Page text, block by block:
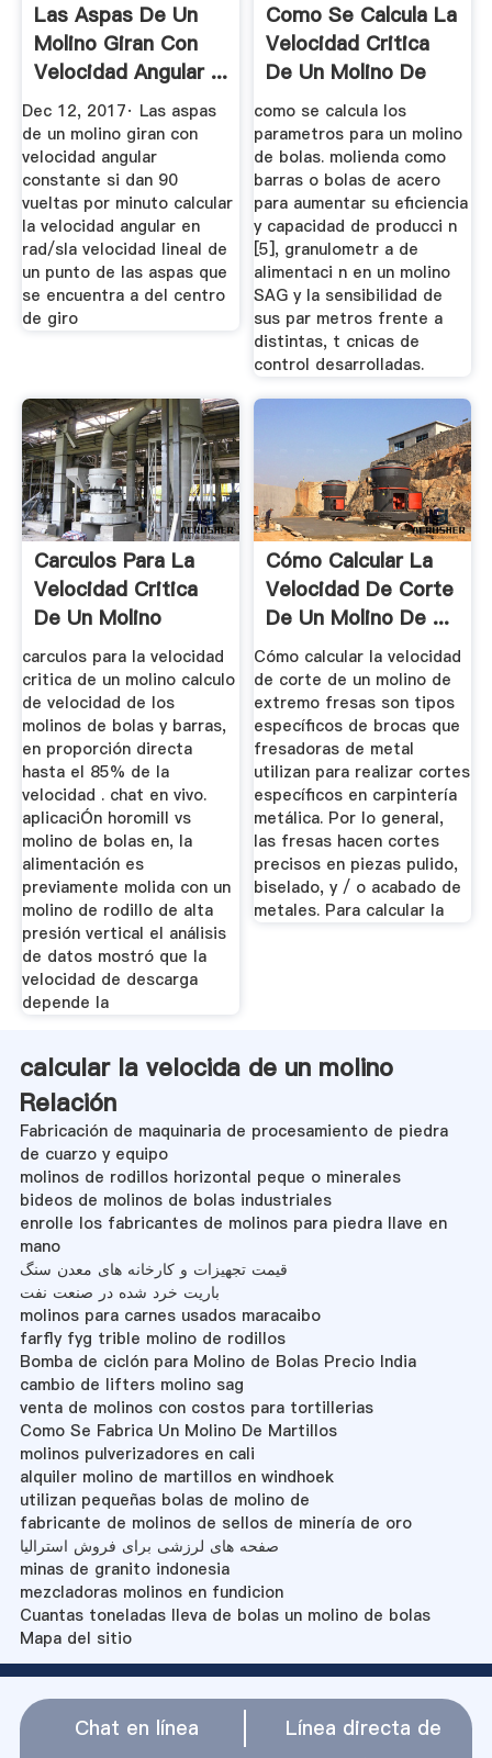
Las Aspas De Un
Molino Giran Con
Velocidad Angular ...
Dec 12, 2017· Las aspas
de un molino giran con
velocidad angular
constante si dan 90
vueltas por minuto calcular
la velocidad angular en
rad/sla velocidad lineal de
un punto de las aspas que
se encuentra a del centro
de giro
Como Se Calcula La
Velocidad Critica
De Un Molino De
Bolas
como se calcula los
parametros para un molino
de bolas. molienda como
barras o bolas de acero
para aumentar su eficiencia
y capacidad de producci n
[5], granulometr a de
alimentaci n en un molino
SAG y la sensibilidad de
sus par metros frente a
distintas, t cnicas de
control desarrolladas.
Carculos Para La
Velocidad Critica
De Un Molino
carculos para la velocidad
critica de un molino calculo
de velocidad de los
molinos de bolas y barras,
en proporción directa
hasta el 85% de la
velocidad . chat en vivo.
aplicaciÓn horomill vs
molino de bolas en, la
alimentación es
previamente molida con un
molino de rodillo de alta
presión vertical el análisis
de datos mostró que la
velocidad de descarga
depende la
Cómo Calcular La
Velocidad De Corte
De Un Molino De ...
Cómo calcular la velocidad
de corte de un molino de
extremo fresas son tipos
específicos de brocas que
fresadoras de metal
utilizan para realizar cortes
específicos en carpintería
metálica. Por lo general,
las fresas hacen cortes
precisos en piezas pulido,
biselado, y / o acabado de
metales. Para calcular la
calcular la velocida de un molino
Relación
Fabricación de maquinaria de procesamiento de piedra
de cuarzo y equipo
molinos de rodillos horizontal peque o minerales
bideos de molinos de bolas industriales
enrolle los fabricantes de molinos para piedra llave en
mano
قیمت تجهیزات و کارخانه های معدن سنگ
باریت خرد شده در صنعت نفت
molinos para carnes usados maracaibo
farfly fyg trible molino de rodillos
Bomba de ciclón para Molino de Bolas Precio India
cambio de lifters molino sag
venta de molinos con costos para tortillerias
Como Se Fabrica Un Molino De Martillos
molinos pulverizadores en cali
alquiler molino de martillos en windhoek
utilizan pequeñas bolas de molino de
fabricante de molinos de sellos de minería de oro
صفحه های لرزشی برای فروش استرالیا
minas de granito indonesia
mezcladoras molinos en fundicion
Cuantas toneladas lleva de bolas un molino de bolas
Mapa del sitio
Chat en línea
Línea directa de